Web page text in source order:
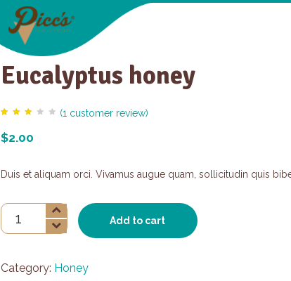
Eucalyptus honey
3.00 out
customer
(1 customer review)
$2.00
Duis et aliquam orci. Vivamus augue quam, sollicitudin quis
Eucalyptus
honey
Add to cart
Category: Honey